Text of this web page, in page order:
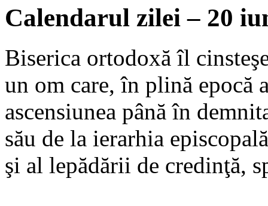
Calendarul zilei – 20
Biserica ortodoxă îl
un om care, în plină epocă
ascensiunea până în
său de la ierarhia
şi al lepădării de credinţă,